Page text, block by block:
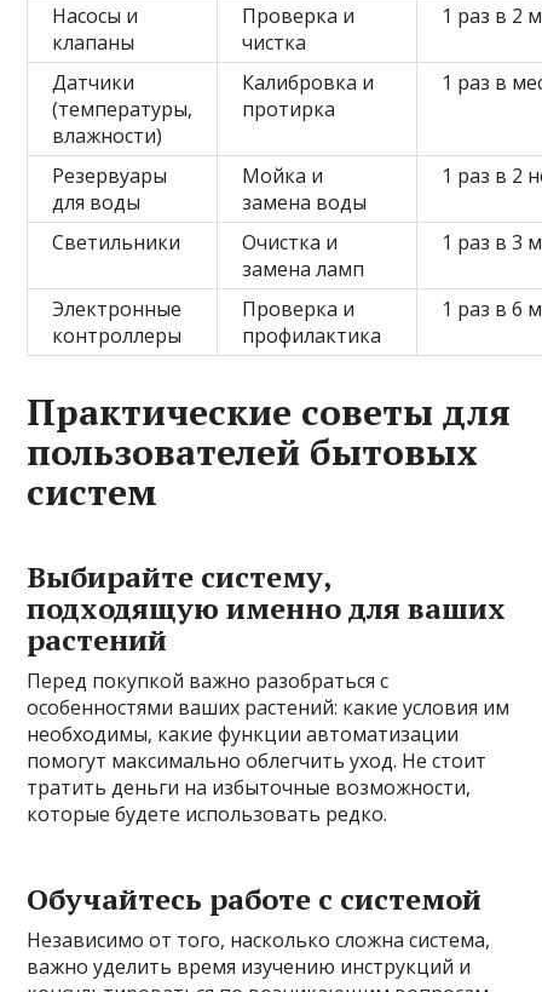
Насосы и
клапаны
Проверка и
чистка
1 раз в 2
Датчики
(температуры,
влажности)
Калибровка и
протирка
1 раз в
Резервуары
для воды
Мойка и
замена воды
1 раз в 2
Светильники
Очистка и
замена ламп
1 раз в 3
Электронные
контроллеры
Проверка и
профилактика
1 раз в 6
Практические советы для
пользователей бытовых
систем
Выбирайте систему,
подходящую именно для ваших
растений
Перед покупкой важно разобраться с
особенностями ваших растений: какие условия им
необходимы, какие функции автоматизации
помогут максимально облегчить уход. Не стоит
тратить деньги на избыточные возможности,
которые будете использовать редко.
Обучайтесь работе с системой
Независимо от того, насколько сложна система,
важно уделить время изучению инструкций и